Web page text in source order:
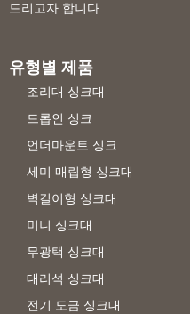
드리고자 합니다.
유형별 제품
조리대 싱크대
드롭인 싱크
언더마운트 싱크
세미 매립형 싱크대
벽걸이형 싱크대
미니 싱크대
무광택 싱크대
대리석 싱크대
전기 도금 싱크대